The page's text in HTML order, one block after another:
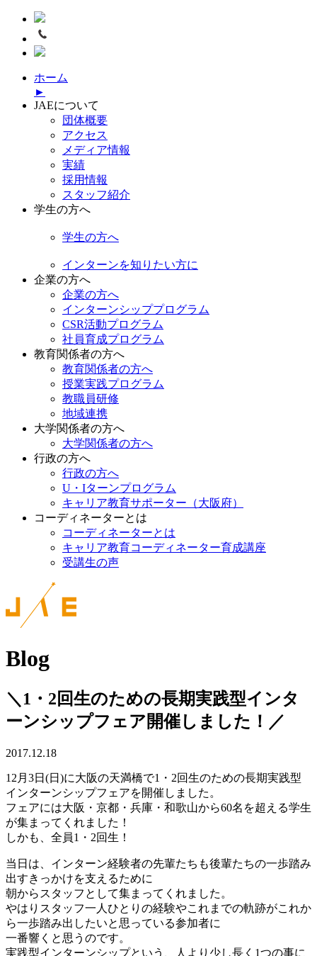
ホーム
►
JAEについて
団体概要
アクセス
メディア情報
実績
採用情報
スタッフ紹介
学生の方へ
学生の方へ
インターンを知りたい方に
企業の方へ
企業の方へ
インターンシッププログラム
CSR活動プログラム
社員育成プログラム
教育関係者の方へ
教育関係者の方へ
授業実践プログラム
教職員研修
地域連携
大学関係者の方へ
大学関係者の方へ
行政の方へ
行政の方へ
U・Iターンプログラム
キャリア教育サポーター（大阪府）
コーディネーターとは
コーディネーターとは
キャリア教育コーディネーター育成講座
受講生の声
Blog
＼1・2回生のための長期実践型インタ
ーンシップフェア開催しました！／
2017.12.18
12月3日(日)に大阪の天満橋で1・2回生のための長期実践型
インターンシップフェアを開催しました。
フェアには大阪・京都・兵庫・和歌山から60名を超える学生
が集まってくれました！
しかも、全員1・2回生！
当日は、インターン経験者の先輩たちも後輩たちの一歩踏み
出すきっかけを支えるために
朝からスタッフとして集まってくれました。
やはりスタッフ一人ひとりの経験やこれまでの軌跡がこれか
ら一歩踏み出したいと思っている参加者に
一番響くと思うのです。
実践型インターンシップという、人より少し長く1つの事に